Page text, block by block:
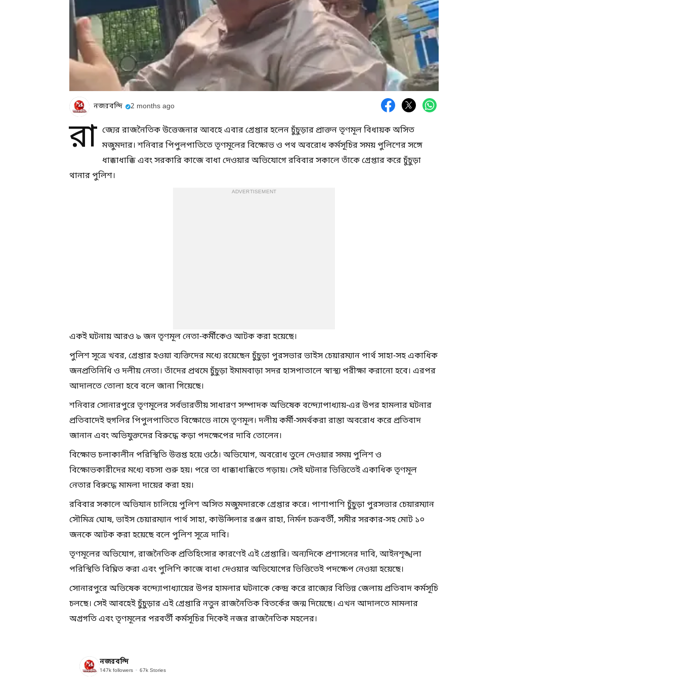
নজরবন্দি 2 months ago
রা জ্যের রাজনৈতিক উত্তেজনার আবহে এবার গ্রেপ্তার হলেন চুঁচুড়ার প্রাক্তন তৃণমূল বিধায়ক অসিত
মজুমদার। শনিবার পিপুলপাতিতে তৃণমূলের বিক্ষোভ ও পথ অবরোধ কর্মসূচির সময় পুলিশের সঙ্গে
ধাক্কাধাক্কি এবং সরকারি কাজে বাধা দেওয়ার অভিযোগে রবিবার সকালে তাঁকে গ্রেপ্তার করে চুঁচুড়া
থানার পুলিশ।
ADVERTISEMENT
একই ঘটনায় আরও ৯ জন তৃণমূল নেতা-কর্মীকেও আটক করা হয়েছে।
পুলিশ সূত্রে খবর, গ্রেপ্তার হওয়া ব্যক্তিদের মধ্যে রয়েছেন চুঁচুড়া পুরসভার ভাইস চেয়ারম্যান পার্থ সাহা-সহ একাধিক
জনপ্রতিনিধি ও দলীয় নেতা। তাঁদের প্রথমে চুঁচুড়া ইমামবাড়া সদর হাসপাতালে স্বাস্থ্য পরীক্ষা করানো হবে। এরপর
আদালতে তোলা হবে বলে জানা গিয়েছে।
শনিবার সোনারপুরে তৃণমূলের সর্বভারতীয় সাধারণ সম্পাদক অভিষেক বন্দ্যোপাধ্যায়-এর উপর হামলার ঘটনার
প্রতিবাদেই হুগলির পিপুলপাতিতে বিক্ষোভে নামে তৃণমূল। দলীয় কর্মী-সমর্থকরা রাস্তা অবরোধ করে প্রতিবাদ
জানান এবং অভিযুক্তদের বিরুদ্ধে কড়া পদক্ষেপের দাবি তোলেন।
বিক্ষোভ চলাকালীন পরিস্থিতি উত্তপ্ত হয়ে ওঠে। অভিযোগ, অবরোধ তুলে দেওয়ার সময় পুলিশ ও
বিক্ষোভকারীদের মধ্যে বচসা শুরু হয়। পরে তা ধাক্কাধাক্কিতে গড়ায়। সেই ঘটনার ভিত্তিতেই একাধিক তৃণমূল
নেতার বিরুদ্ধে মামলা দায়ের করা হয়।
রবিবার সকালে অভিযান চালিয়ে পুলিশ অসিত মজুমদারকে গ্রেপ্তার করে। পাশাপাশি চুঁচুড়া পুরসভার চেয়ারম্যান
সৌমিত্র ঘোষ, ভাইস চেয়ারম্যান পার্থ সাহা, কাউন্সিলার রঞ্জন রাহা, নির্মল চক্রবর্তী, সমীর সরকার-সহ মোট ১০
জনকে আটক করা হয়েছে বলে পুলিশ সূত্রে দাবি।
তৃণমূলের অভিযোগ, রাজনৈতিক প্রতিহিংসার কারণেই এই গ্রেপ্তারি। অন্যদিকে প্রশাসনের দাবি, আইনশৃঙ্খলা
পরিস্থিতি বিঘ্নিত করা এবং পুলিশি কাজে বাধা দেওয়ার অভিযোগের ভিত্তিতেই পদক্ষেপ নেওয়া হয়েছে।
সোনারপুরে অভিষেক বন্দ্যোপাধ্যায়ের উপর হামলার ঘটনাকে কেন্দ্র করে রাজ্যের বিভিন্ন জেলায় প্রতিবাদ কর্মসূচি
চলছে। সেই আবহেই চুঁচুড়ার এই গ্রেপ্তারি নতুন রাজনৈতিক বিতর্কের জন্ম দিয়েছে। এখন আদালতে মামলার
অগ্রগতি এবং তৃণমূলের পরবর্তী কর্মসূচির দিকেই নজর রাজনৈতিক মহলের।
নজরবন্দি
147k followers 67k Stories